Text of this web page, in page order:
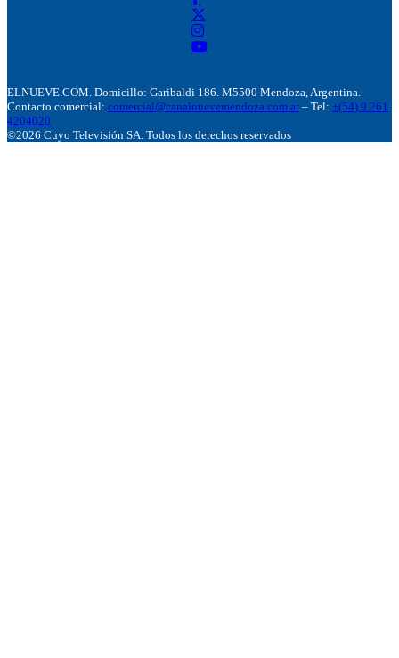
ELNUEVE.COM. Domicillo: Garibaldi 186. M5500 Mendoza, Argentina.
Contacto comercial: comercial@canalnuevemendoza.com.ar – Tel: +(54) 9 261
4204020
©2026 Cuyo Televisión SA. Todos los derechos reservados